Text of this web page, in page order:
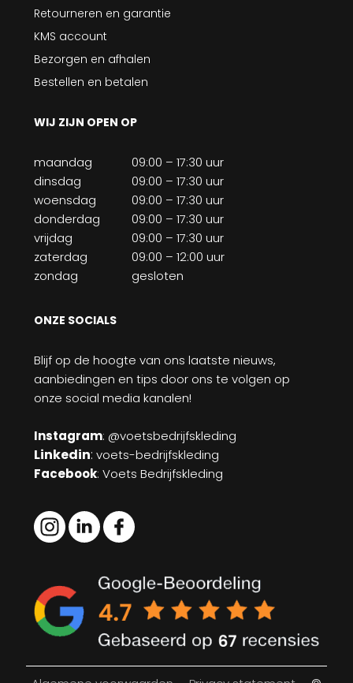
Retourneren en garantie
KMS account
Bezorgen en afhalen
Bestellen en betalen
WIJ ZIJN OPEN OP
maandag
09:00 – 17:30 uur
dinsdag
09:00 – 17:30 uur
woensdag
09:00 – 17:30 uur
donderdag
09:00 – 17:30 uur
vrijdag
09:00 – 17:30 uur
zaterdag
09:00 – 12:00 uur
zondag
gesloten
ONZE SOCIALS
Blijf op de hoogte van ons laatste nieuws,
aanbiedingen en tips door ons te volgen op
onze social media kanalen!
Instagram: @voetsbedrijfskleding
Linkedin: voets-bedrijfskleding
Facebook: Voets Bedrijfskleding